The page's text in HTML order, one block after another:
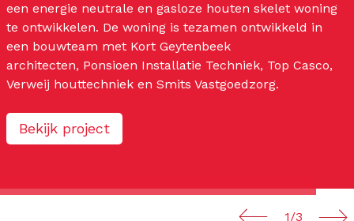
een energie neutrale en gasloze houten skelet woning
te ontwikkelen. De woning is tezamen ontwikkeld in
een bouwteam met Kort Geytenbeek
architecten, Ponsioen Installatie Techniek, Top Casco,
Verweij houttechniek en Smits Vastgoedzorg.
Bekijk project
1/3